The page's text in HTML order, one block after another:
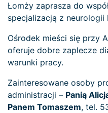
Łomży zaprasza do
specjalizacją z
Ośrodek mieści się przy
oferuje dobre zaplecze
warunki pracy.
Zainteresowane osoby
administracji – Panią
Panem Tomaszem, tel.